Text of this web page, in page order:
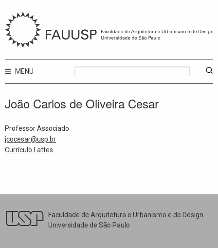
MENU
João Carlos de Oliveira Cesar
Professor Associado
jcocesar@usp.br
Currículo Lattes
Faculdade de Arquitetura e Urbanismo e de Design
Universidade de São Paulo